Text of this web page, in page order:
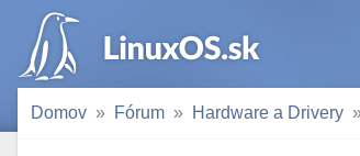
Domov Fórum Hardware a Drivery